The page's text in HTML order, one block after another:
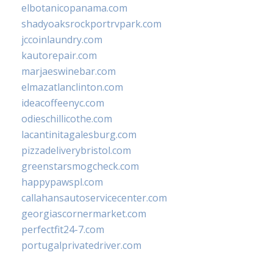
elbotanicopanama.com
shadyoaksrockportrvpark.com
jccoinlaundry.com
kautorepair.com
marjaeswinebar.com
elmazatlanclinton.com
ideacoffeenyc.com
odieschillicothe.com
lacantinitagalesburg.com
pizzadeliverybristol.com
greenstarsmogcheck.com
happypawspl.com
callahansautoservicecenter.com
georgiascornermarket.com
perfectfit24-7.com
portugalprivatedriver.com